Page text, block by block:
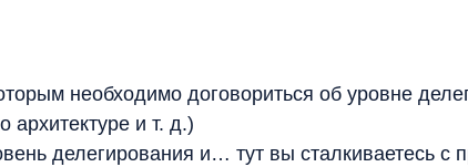
необходимо договориться об уровне
архитектуре и т. д.)
делегирования и… тут вы сталкиваетесь с